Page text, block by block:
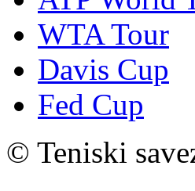
WTA Tour
Davis Cup
Fed Cup
© Teniski